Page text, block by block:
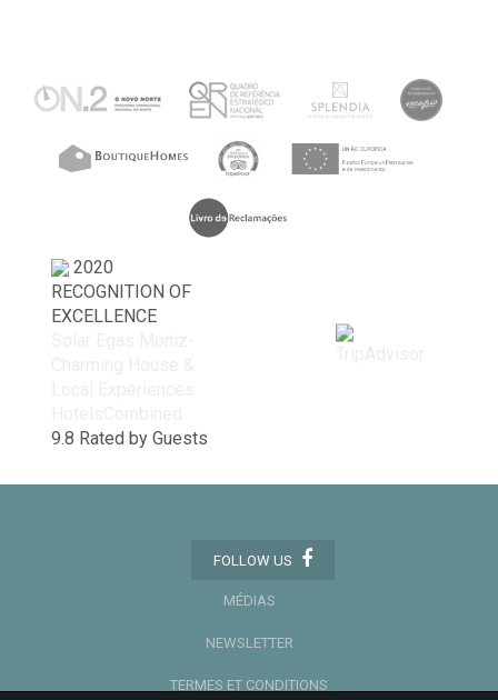
2020
RECOGNITION OF
EXCELLENCE
9.8 Rated by Guests
FOLLOW US
MÉDIAS
NEWSLETTER
TERMES ET CONDITIONS